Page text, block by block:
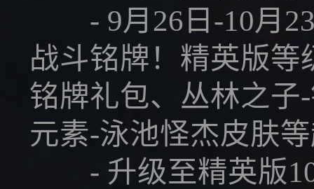
- 9月26日-10月23
战斗铭牌！精英版等
铭牌礼包、丛林之子
元素-泳池怪杰皮肤
- 升级至精英版